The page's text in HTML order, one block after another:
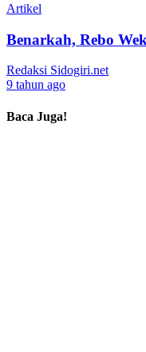
Artikel
Benarkah, Rebo
Redaksi Sidogiri.net
9 tahun ago
Baca Juga!